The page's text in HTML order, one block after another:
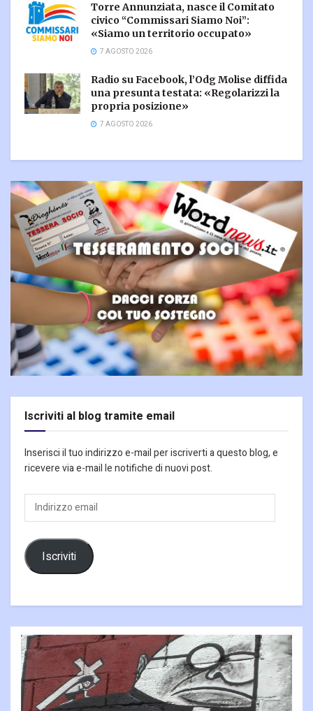
Torre Annunziata, nasce il Comitato
civico “Commissari Siamo Noi”:
«Siamo un territorio occupato»
7 AGOSTO 2026
Radio su Facebook, l’Odg Molise diffida
una presunta testata: «Regolarizzi la
propria posizione»
7 AGOSTO 2026
Iscriviti al blog tramite email
Inserisci il tuo indirizzo e-mail per iscriverti a questo blog, e
ricevere via e-mail le notifiche di nuovi post.
Indirizzo
email
Iscriviti